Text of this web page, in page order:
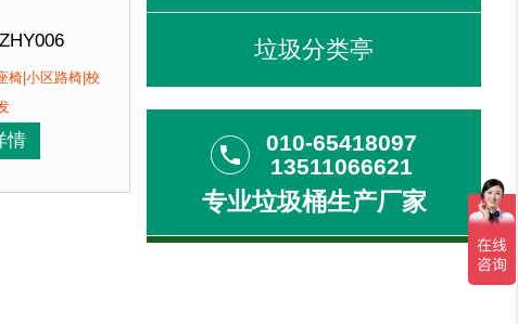
坚韧耐用，承受力强，安全稳固，不易动摇，整体美观时尚。
雨不易变形褪色；铸铁材料，强度性高，坚韧耐用，承受力
定制
塑木+不锈钢马车栓紧固件+支架加固支撑
即拍即发 厂家直销
和铸铁椅腿组装而成，塑木坚固耐用，防晒防雨不易变形褪色
区、北京某养老中心....
椅|小区路椅|校
情
垃圾分类亭
phone
010-65418097
13511066621
专业垃圾桶生产厂家